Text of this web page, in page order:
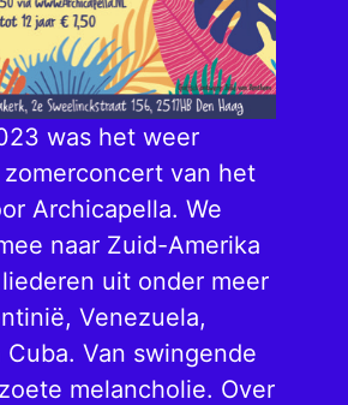
was het weer
van het
Archicapella. We
naar Zuid-Amerika
uit onder meer
Venezuela,
Cuba. Van swingende
melancholie. Over